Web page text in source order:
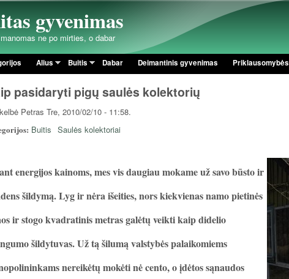
Pereiti į
gyvenimas
ne po mirties, o dabar
meniu
Alius Buitis Dabar Deimantinis gyvenimas Priklausomybės
pasidaryti pigų saulės kolektorių
Petras Tre, 2010/02/10 - 11:58.
Buitis Saulės kolektoriai
energijos kainoms, mesvis daugiau mokame už savo būsto ir
šildymą. Lyg ir nėra išeities, nors kiekvienas namo pietinės
ir stogo kvadratinis metras galėtų veikti kaip didelio
šildytuvas. Už tą šilumą valstybės palaikomiems
nereikėtų mokėti nė cento, o įdėtos sąnaudos